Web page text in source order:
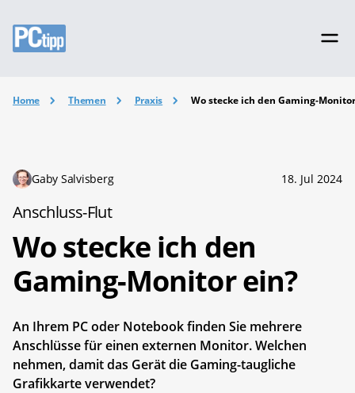
Home Themen Praxis Wo stecke ich den Gaming-
Gaby Salvisberg 18. Jul 2024
Anschluss-Flut
Wo stecke ich den
Gaming-Monitor ein?
An Ihrem PC oder Notebook finden Sie mehrere
Anschlüsse für einen externen Monitor. Welchen
nehmen, damit das Gerät die Gaming-taugliche
Grafikkarte verwendet?